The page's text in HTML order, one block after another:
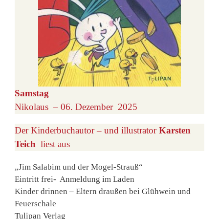
Samstag
Nikolaus – 06. Dezember 2025
Der Kinderbuchautor – und illustratorKarsten
Teich liest aus
„Jim Salabim und der Mogel-Strauß“
Eintritt frei- Anmeldung im Laden
Kinder drinnen – Eltern draußen bei Glühwein und
Feuerschale
Tulipan Verlag